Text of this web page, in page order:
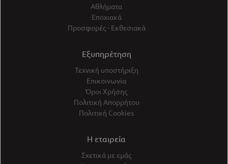
Αθλήματα
Εποχιακά
Προσφορές - Εκθεσιακά
Εξυπηρέτηση
Τεχνική υποστήριξη
Επικοινωνία
Όροι Χρήσης
Πολιτική Απορρήτου
Πολιτική Cookies
Η εταιρεία
Σχετικά με εμάς